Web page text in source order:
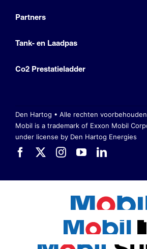
Partners
Tank- en Laadpas
Co2 Prestatieladder
Den Hartog • Alle rechten
Mobil is a trademark of Exxon Mobil
under license by Den Hartog Energies